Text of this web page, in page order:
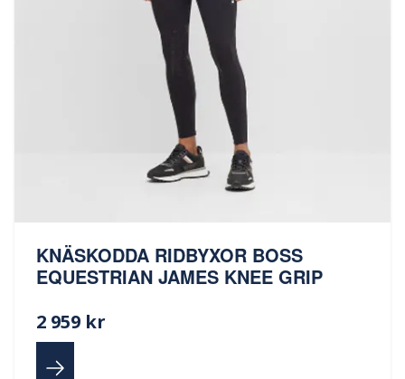
KNÄSKODDA RIDBYXOR BOSS
EQUESTRIAN JAMES KNEE GRIP
2 959 kr